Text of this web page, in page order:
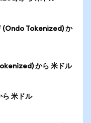
(Ondo Tokenized) か
から 米ドル
米ドル